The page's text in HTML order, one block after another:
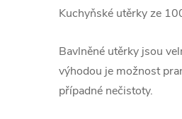
Kuchyňské utěrky ze
Bavlněné utěrky jsou
výhodou je možnost
případné nečistoty.